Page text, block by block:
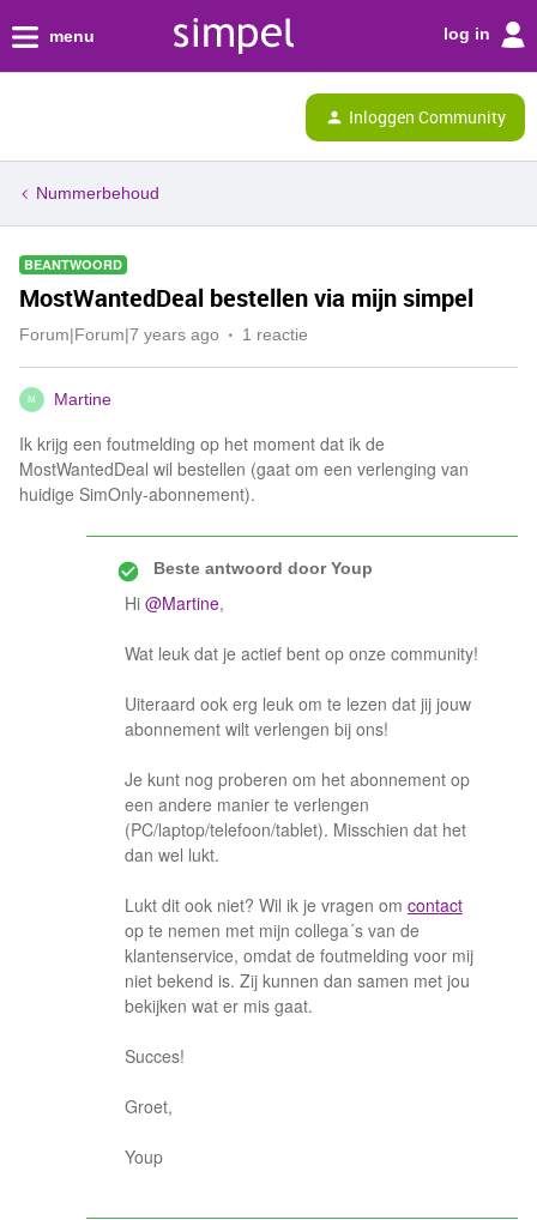
menu log in
Inloggen Community
Nummerbehoud
BEANTWOORD
MostWantedDeal bestellen via mijn simpel
Forum|Forum|7 years ago 1 reactie
M Martine
Ik krijg een foutmelding op het moment dat ik de
MostWantedDeal wil bestellen (gaat om een verlenging van
huidige SimOnly-abonnement).
Beste antwoord doorYoup
Hi @Martine,
Wat leuk dat je actief bent op onze community!
Uiteraard ook erg leuk om te lezen dat jij jouw
abonnement wilt verlengen bij ons!
Je kunt nog proberen om het abonnement op
een andere manier te verlengen
(PC/laptop/telefoon/tablet). Misschien dat het
dan wel lukt.
Lukt dit ook niet? Wil ik je vragen om contact
op te nemen met mijn collega´s van de
klantenservice, omdat de foutmelding voor mij
niet bekend is. Zij kunnen dan samen met jou
bekijken wat er mis gaat.
Succes!
Groet,
Youp